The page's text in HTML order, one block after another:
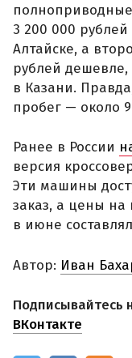
3 200 000 рублей
Алтайске, а
рублей
в Казани.
пробег — около
Ранее в России
версия
Эти машины
заказ, а цены на
в июне
Автор: Иван
Подписывайтесь
ВКонтакте